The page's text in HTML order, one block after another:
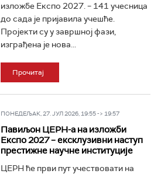
изложбе Експо 2027. – 141 учесница
до сада је пријавила учешће.
Пројекти су у завршној фази,
изграђена је нова...
Прочитај
ПОНЕДЕЉАК, 27. ЈУЛ 2026, 19:55 -> 19:57
Павиљон ЦЕРН-а на изложби
Експо 2027 – ексклузивни наступ
престижне научне институције
ЦЕРН ће први пут учествовати на